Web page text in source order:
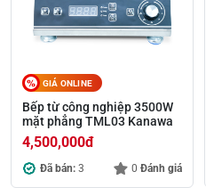
GIÁ ONLINE
Bếp từ công nghiệp 3500W
mặt phẳng TML03 Kanawa
4,500,000đ
Đã bán: 3 0 Đánh giá